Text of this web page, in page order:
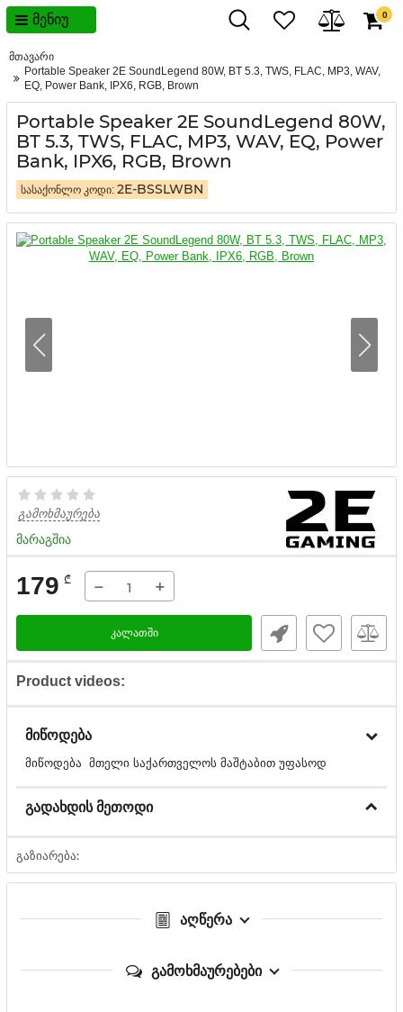
მენიუ 0
მთავარი
Portable Speaker 2E SoundLegend 80W, BT 5.3, TWS, FLAC, MP3, WAV,
EQ, Power Bank, IPX6, RGB, Brown
Portable Speaker 2E SoundLegend 80W,
BT 5.3, TWS, FLAC, MP3, WAV, EQ, Power
Bank, IPX6, RGB, Brown
სასაქონლო კოდი: 2E-BSSLWBN
გამოხმაურება
მარაგშია
179 ₾ − +
კალათში
Product videos:
მიწოდება
მიწოდება მთელი საქართველოს მაშტაბით უფასოდ
გადახდის მეთოდი
გაზიარება:
აღწერა
გამოხმაურებები